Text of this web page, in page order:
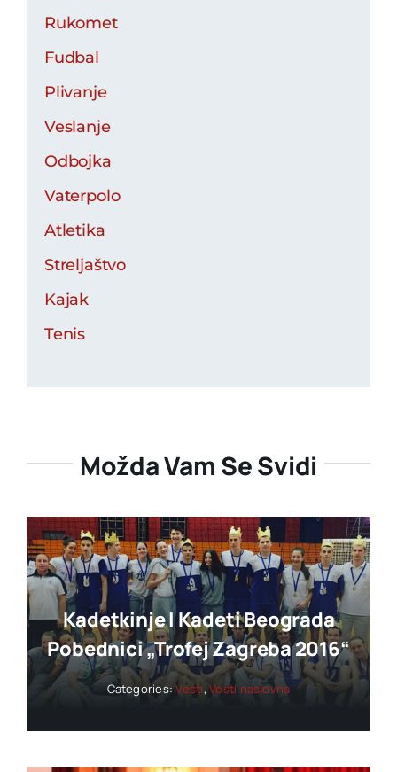
Rukomet
Fudbal
Plivanje
Veslanje
Odbojka
Vaterpolo
Atletika
Streljaštvo
Kajak
Tenis
Možda Vam Se Svidi
Kadetkinje I Kadeti Beograda
Pobednici „trofej Zagreba 2016“
Categories:Vesti,Vesti naslovna